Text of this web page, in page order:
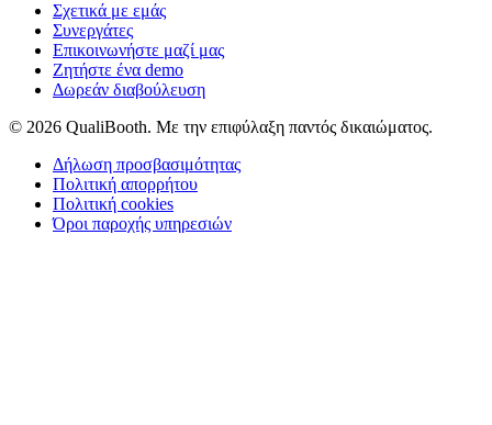
Σχετικά με εμάς
Συνεργάτες
Επικοινωνήστε μαζί μας
Ζητήστε ένα demo
Δωρεάν διαβούλευση
© 2026 QualiBooth. Με την επιφύλαξη παντός δικαιώματος.
Δήλωση προσβασιμότητας
Πολιτική απορρήτου
Πολιτική cookies
Όροι παροχής υπηρεσιών